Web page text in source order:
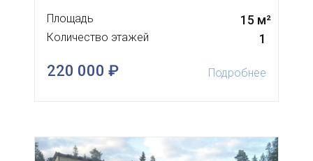
Площадь 15 м²
Количество этажей 1
220 000 ₽ Подробнее